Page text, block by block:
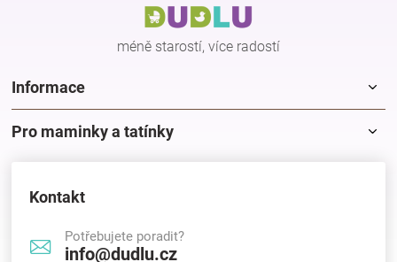
í
p
r
méně starostí, více radostí
Informace
Pro maminky a tatínky
Kontakt
Potřebujete poradit?
info@dudlu.cz